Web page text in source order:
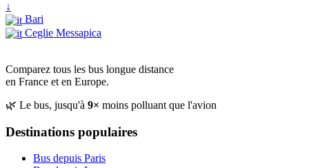
↓
Bari
Ceglie Messapica
Comparez tous les bus longue distance
en France et en Europe.
🌿 Le bus, jusqu'à 9× moins polluant que l'avion
Destinations populaires
Bus depuis Paris